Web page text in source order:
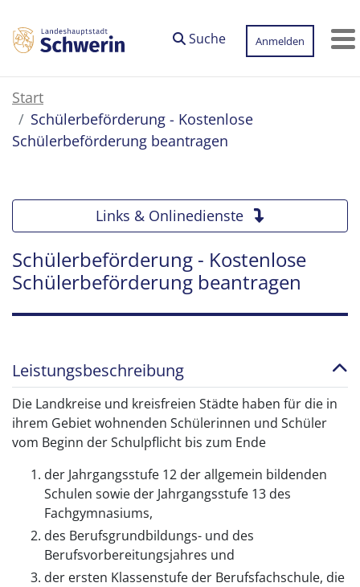
Suche
Anmelden
Start
Schülerbeförderung - Kostenlose
Schülerbeförderung beantragen
Links & Onlinedienste
Schülerbeförderung - Kostenlose
Schülerbeförderung beantragen
Leistungsbeschreibung
Die Landkreise und kreisfreien Städte haben für die in
ihrem Gebiet wohnenden Schülerinnen und Schüler
vom Beginn der Schulpflicht bis zum Ende
der Jahrgangsstufe 12 der allgemein bildenden
Schulen sowie der Jahrgangsstufe 13 des
Fachgymnasiums,
des Berufsgrundbildungs- und des
Berufsvorbereitungsjahres und
der ersten Klassenstufe der Berufsfachschule, die